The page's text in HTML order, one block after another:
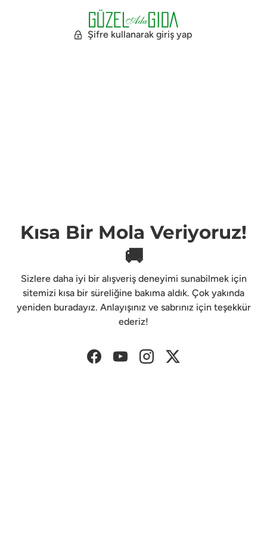
Şifre kullanarak giriş yap
Kısa Bir Mola Veriyoruz!
🚚
Sizlere daha iyi bir alışveriş deneyimi sunabilmek için
sitemizi kısa bir süreliğine bakıma aldık. Çok yakında
yeniden buradayız. Anlayışınız ve sabrınız için teşekkür
ederiz!
FacebookYouTubeInstagramTwitter